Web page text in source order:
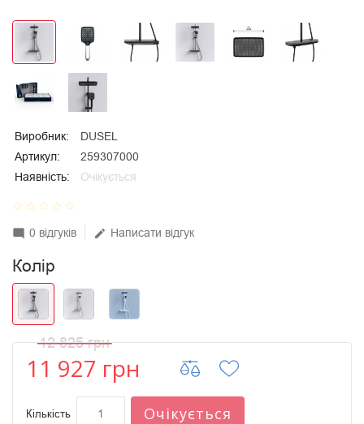
Виробник:
DUSEL
Артикул:
259307000
Наявність:
Очікується
star_border star_border star_border star_border star_border
mode_comment 0 відгуків edit Написати відгук
Колір
12 825 грн
11 927 грн
Кількість Очікується